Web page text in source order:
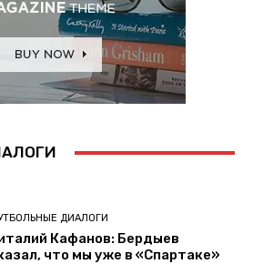
ДИАЛОГИ
Кафанов: Бердыев
что мы уже в «Спартаке»